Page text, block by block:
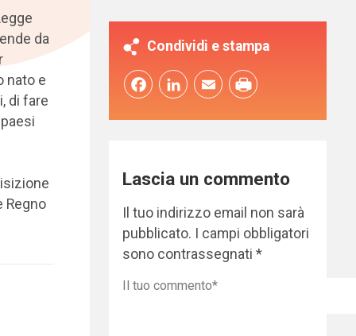
da
nato e
di fare
Regno
Condividi e stampa
FacebookLinkedInEmail
Lascia un commento
Il tuo indirizzo email non sarà
pubblicato. I campi obbligatori
sono contrassegnati*